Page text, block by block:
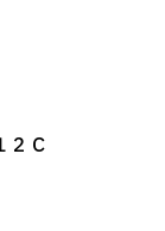
２Ｃ